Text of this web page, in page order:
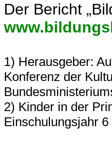
Der Bericht
1) Herausgeber:
Konferenz der
2) Kinder in der
Einschulungsjahr